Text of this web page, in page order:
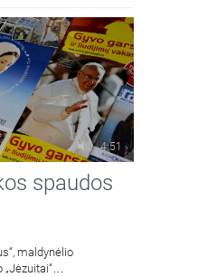
4:51
spaudos
maldynėlio
„Jėzuitai“